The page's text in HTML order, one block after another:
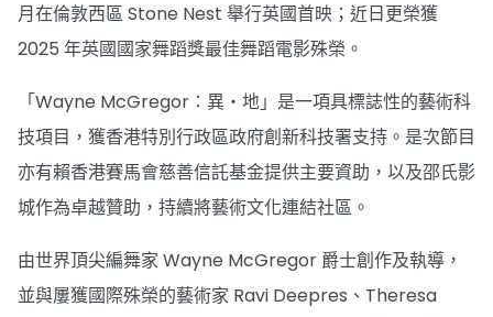
月在倫敦西區 Stone Nest 舉行英國首映；近日更榮獲
2025 年英國國家舞蹈獎最佳舞蹈電影殊榮。
「Wayne McGregor：異・地」是一項具標誌性的藝術科
技項目，獲香港特別行政區政府創新科技署支持。是次節目
亦有賴香港賽馬會慈善信託基金提供主要資助，以及邵氏影
城作為卓越贊助，持續將藝術文化連結社區。
由世界頂尖編舞家 Wayne McGregor 爵士創作及執導，
並與屢獲國際殊榮的藝術家 Ravi Deepres、Theresa